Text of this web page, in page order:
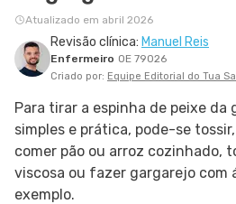
GRAVIDEZ
SIGA O TUA SAÚDE NAS
Atualizado em abril 2026
Revisão clínica: Manuel Reis
Enfermeiro OE 79026
Criado por: Equipe Editorial do Tua
Para tirar a espinha de peixe
simples e prática, pode-se
comer pão ou arroz cozinhado,
viscosa ou fazer gargarejo com
exemplo.